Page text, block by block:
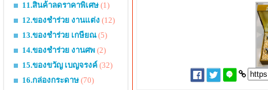
11.สินค้าลดราคาพิเศษ (1)
12.ของชำร่วย งานแต่ง (12)
13.ของชำร่วย เกษียณ(5)
14.ของชำร่วย งานศพ (2)
15.ของขวัญ เบญจรงค์ (32)
16.กล่องกระดาษ (70)